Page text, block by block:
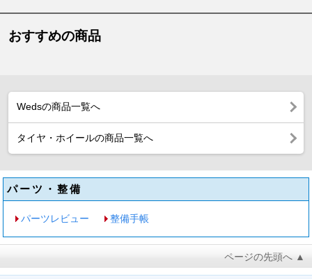
おすすめの商品
Wedsの商品一覧へ
タイヤ・ホイールの商品一覧へ
パーツ・整備
パーツレビュー 整備手帳
ページの先頭へ ▲